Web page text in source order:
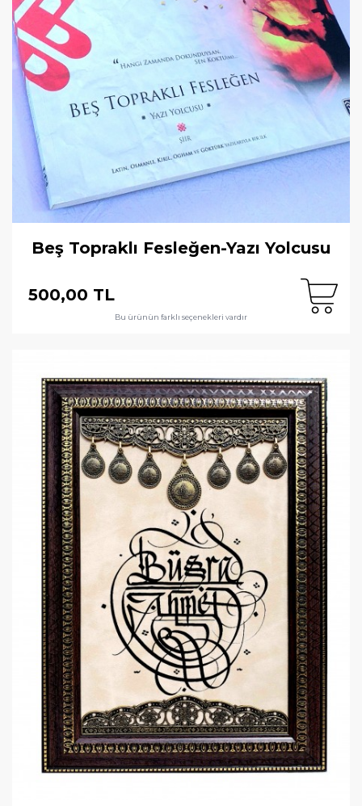
Beş Topraklı Fesleğen-Yazı Yolcusu
500,00 TL
Bu ürünün farklı seçenekleri vardır